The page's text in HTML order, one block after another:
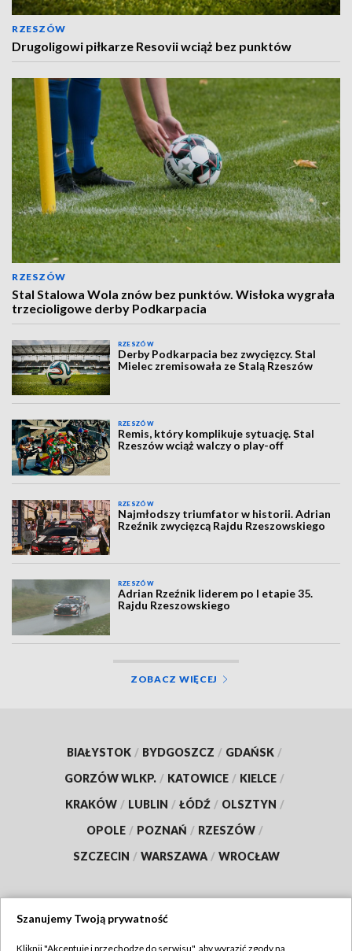
RZESZÓW
Drugoligowi piłkarze Resovii wciąż bez punktów
RZESZÓW
Stal Stalowa Wola znów bez punktów. Wisłoka wygrała
trzecioligowe derby Podkarpacia
RZESZÓW
Derby Podkarpacia bez zwycięzcy. Stal
Mielec zremisowała ze Stalą Rzeszów
RZESZÓW
Remis, który komplikuje sytuację. Stal
Rzeszów wciąż walczy o play-off
RZESZÓW
Najmłodszy triumfator w historii. Adrian
Rzeźnik zwycięzcą Rajdu Rzeszowskiego
RZESZÓW
Adrian Rzeźnik liderem po I etapie 35.
Rajdu Rzeszowskiego
ZOBACZ WIĘCEJ
BIAŁYSTOK / BYDGOSZCZ / GDAŃSK /
GORZÓW WLKP. / KATOWICE / KIELCE /
KRAKÓW / LUBLIN / ŁÓDŹ / OLSZTYN /
OPOLE / POZNAŃ / RZESZÓW /
SZCZECIN / WARSZAWA / WROCŁAW
Szanujemy Twoją prywatność
Kliknij "Akceptuję i przechodzę do serwisu", aby wyrazić zgody na